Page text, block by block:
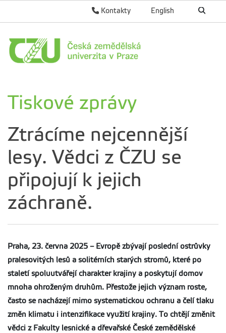
English
Kontakty
Tiskové zprávy
Ztrácíme nejcennější
lesy. Vědci z ČZU se
připojují k jejich
záchraně.
Praha, 23. června 2025 – Evropě zbývají poslední ostrůvky
pralesovitých lesů a solitérních starých stromů, které po
staletí spoluutvářejí charakter krajiny a poskytují domov
mnoha ohroženým druhům. Přestože jejich význam roste,
často se nacházejí mimo systematickou ochranu a čelí tlaku
změn klimatu i intenzifikace využití krajiny. To chtějí změnit
vědci z Fakulty lesnické a dřevařské České zemědělské